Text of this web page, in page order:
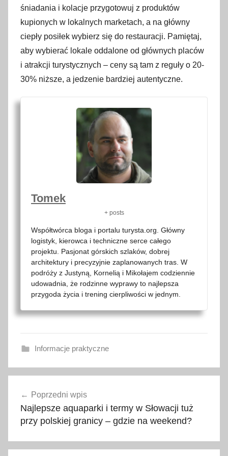
śniadania i kolacje przygotowuj z produktów
kupionych w lokalnych marketach, a na główny
ciepły posiłek wybierz się do restauracji. Pamiętaj,
aby wybierać lokale oddalone od głównych placów
i atrakcji turystycznych – ceny są tam z reguły o 20-
30% niższe, a jedzenie bardziej autentyczne.
Tomek
+ posts
Współtwórca bloga i portalu turysta.org. Główny
logistyk, kierowca i techniczne serce całego
projektu. Pasjonat górskich szlaków, dobrej
architektury i precyzyjnie zaplanowanych tras. W
podróży z Justyną, Kornelią i Mikołajem codziennie
udowadnia, że rodzinne wyprawy to najlepsza
przygoda życia i trening cierpliwości w jednym.
Informacje praktyczne
b
e
t
wpisu
Poprzedni wpis
Najlepsze aquaparki i termy w Słowacji tuż
przy polskiej granicy – gdzie na weekend?